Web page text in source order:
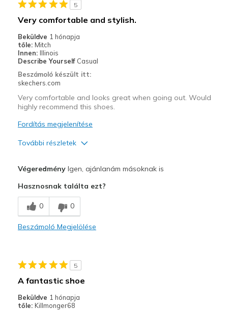
Casual Wear
Travel
Width
Feels true to width
Sizing
View On Shoes
I'm Into Shoes
5
Very comfortable and stylish.
Beküldve 1 hónapja
tőle: Mitch
Innen: Illinois
Describe Yourself Casual
Beszámoló készült itt:
skechers.com
Very comfortable and looks great when going out. Would
highly recommend this shoes.
Fordítás megjelenítése
További részletek
Breathe Well
Comfortable
Casual Wear
VégeredményIgen, ajánlanám másoknak is
Hasznosnak találta ezt?
0 0
Beszámoló Megjelölése
5
A fantastic shoe
Beküldve 1 hónapja
tőle: Killmonger68